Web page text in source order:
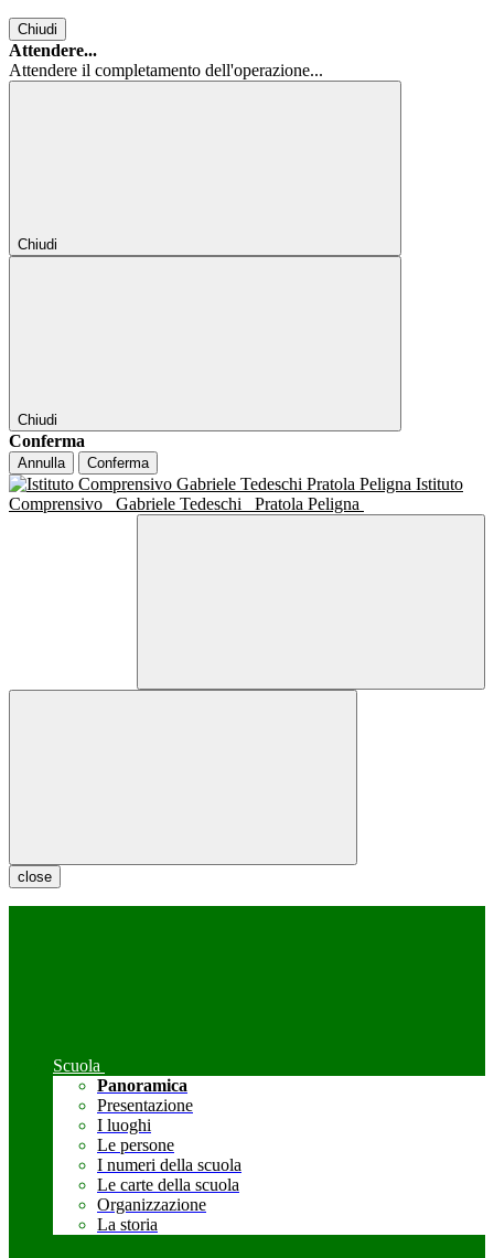
Chiudi
Attendere...
Attendere il completamento dell'operazione...
Chiudi
Chiudi
Conferma
Annulla Conferma
Istituto
Comprensivo
Gabriele Tedeschi Pratola Peligna
close
Scuola
Panoramica
Presentazione
I luoghi
Le persone
I numeri della scuola
Le carte della scuola
Organizzazione
La storia